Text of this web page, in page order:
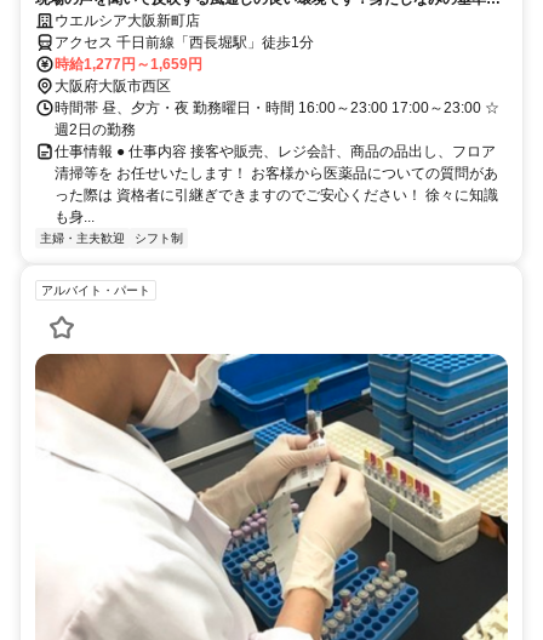
大幅に緩和しました！
ウエルシア大阪新町店
アクセス 千日前線「西長堀駅」徒歩1分
時給1,277円～1,659円
大阪府大阪市西区
時間帯 昼、夕方・夜 勤務曜日・時間 16:00～23:00 17:00～23:00 ☆
週2日の勤務
仕事情報 ● 仕事内容 接客や販売、レジ会計、商品の品出し、フロア
清掃等を お任せいたします！ お客様から医薬品についての質問があ
った際は 資格者に引継ぎできますのでご安心ください！ 徐々に知識
も身...
主婦・主夫歓迎 シフト制
アルバイト・パート